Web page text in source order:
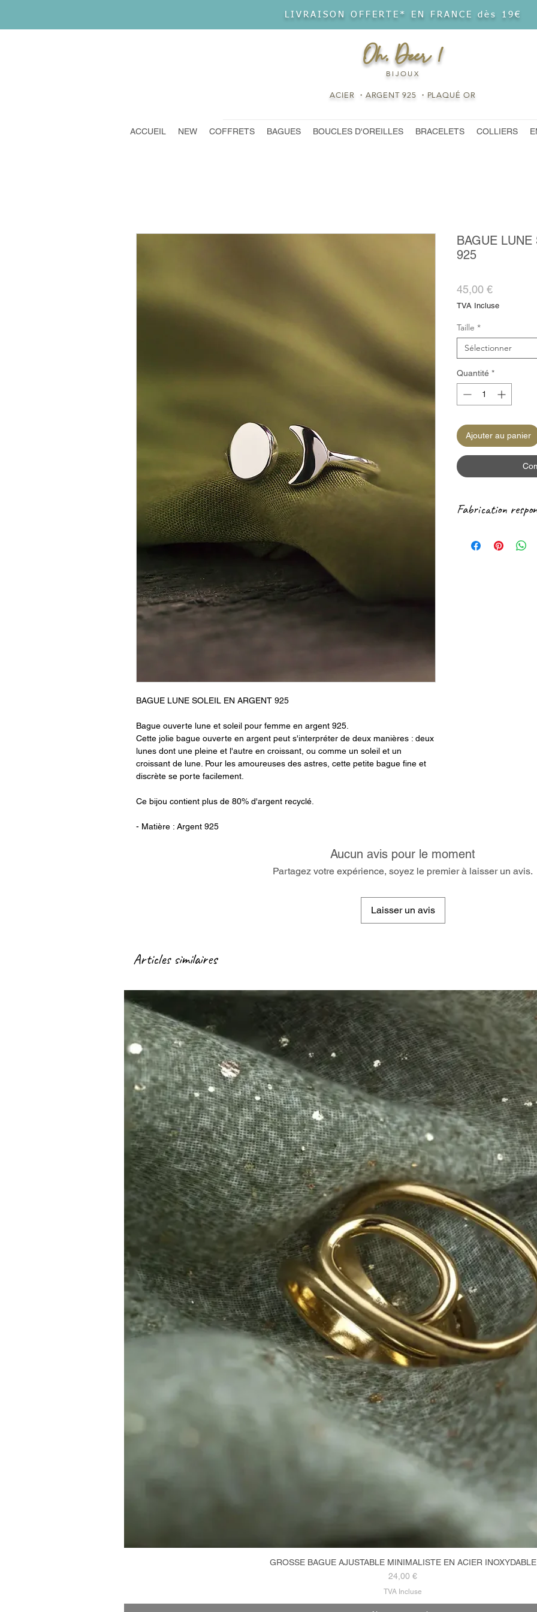
LIVRAISON OFFERTE* EN FRANCE dès 19€
Oh, Deer !
BIJOUX
ACIER ・ARGENT 925 ・PLAQUÉ OR
ACCUEIL NEW COFFRETS BAGUES BOUCLES D'OREILLES BRACELETS COLLIERS
BAGUE LUNE SOLEIL EN ARGENT 925
Bague ouverte lune et soleil pour femme en argent 925.
Cette jolie bague ouverte en argent peut s'interpréter de deux manières : deux
lunes dont une pleine et l'autre en croissant, ou comme un soleil et un
croissant de lune. Pour les amoureuses des astres, cette petite bague fine et
discrète se porte facilement.
Ce bijou contient plus de 80% d'argent recyclé.
- Matière : Argent 925
BAGUE
925
45,00 €Prix
TVA Incluse
Taille *
Sélectionner
Quantité *
Ajouter au panier
Fabrication
(engagement
Aucun avis pour le moment
Partagez votre expérience, soyez le premier à laisser un avis.
Laisser un avis
Articles similaires
Aperçu rapide
GROSSE BAGUE AJUSTABLE MINIMALISTE EN ACIER INOXYDABLE
Prix
24,00 €
TVA Incluse